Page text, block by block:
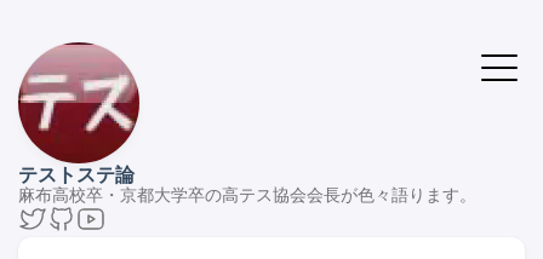
テストステ論
麻布高校卒・京都大学卒の高テス協会会長が色々語ります。